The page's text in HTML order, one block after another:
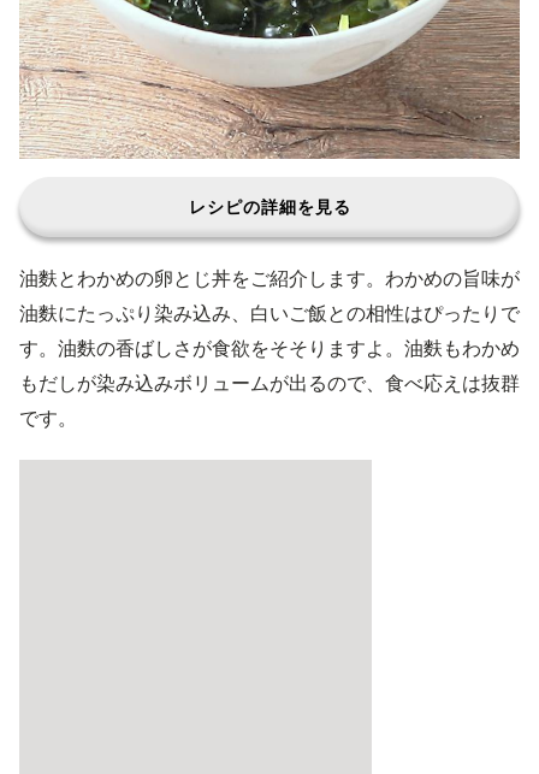
レシピの詳細を見る
油麩とわかめの卵とじ丼をご紹介します。わかめの旨味が
油麩にたっぷり染み込み、白いご飯との相性はぴったりで
す。油麩の香ばしさが食欲をそそりますよ。油麩もわかめ
もだしが染み込みボリュームが出るので、食べ応えは抜群
です。